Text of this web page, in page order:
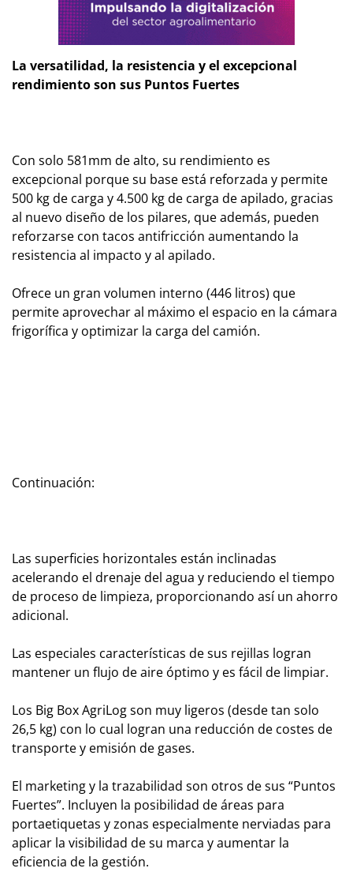
La versatilidad, la resistencia y el excepcional
rendimiento son sus Puntos Fuertes
Con solo 581mm de alto, su rendimiento es
excepcional porque su base está reforzada y permite
500 kg de carga y 4.500 kg de carga de apilado, gracias
al nuevo diseño de los pilares, que además, pueden
reforzarse con tacos antifricción aumentando la
resistencia al impacto y al apilado.
Ofrece un gran volumen interno (446 litros) que
permite aprovechar al máximo el espacio en la cámara
frigorífica y optimizar la carga del camión.
Continuación:
Las superficies horizontales están inclinadas
acelerando el drenaje del agua y reduciendo el tiempo
de proceso de limpieza, proporcionando así un ahorro
adicional.
Las especiales características de sus rejillas logran
mantener un flujo de aire óptimo y es fácil de limpiar.
Los Big Box AgriLog son muy ligeros (desde tan solo
26,5 kg) con lo cual logran una reducción de costes de
transporte y emisión de gases.
El marketing y la trazabilidad son otros de sus “Puntos
Fuertes”. Incluyen la posibilidad de áreas para
portaetiquetas y zonas especialmente nerviadas para
aplicar la visibilidad de su marca y aumentar la
eficiencia de la gestión.